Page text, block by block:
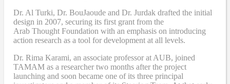
Dr. Al Turki, Dr. BouJaoude and Dr. Jurdak drafted the initial
design in 2007, securing its first grant from the
Arab Thought Foundation with an emphasis on introducing
action research as a tool for development at all levels.
Dr. Rima Karami, an associate professor at AUB, joined
TAMAM as a researcher two months after the project
launching and soon became one of its three principal